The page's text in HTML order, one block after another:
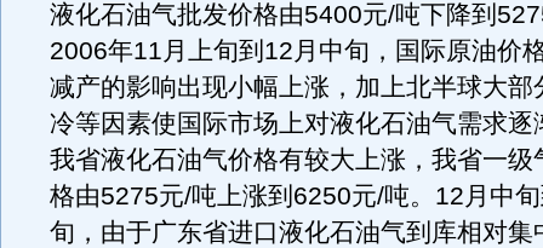
液化石油气批发价格由5400元/吨下降到
2006年11月上旬到12月中旬，国际原油价
减产的影响出现小幅上涨，加上北半球大部
冷等因素使国际市场上对液化石油气需求逐
我省液化石油气价格有较大上涨，我省一级
格由5275元/吨上涨到6250元/吨。12月中
旬，由于广东省进口液化石油气到库相对集